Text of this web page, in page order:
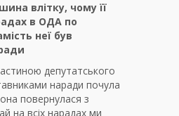
влітку, чому її
в ОДА по
неї був
депутатського
наради почула
повернулася з
на всіх нарадах ми